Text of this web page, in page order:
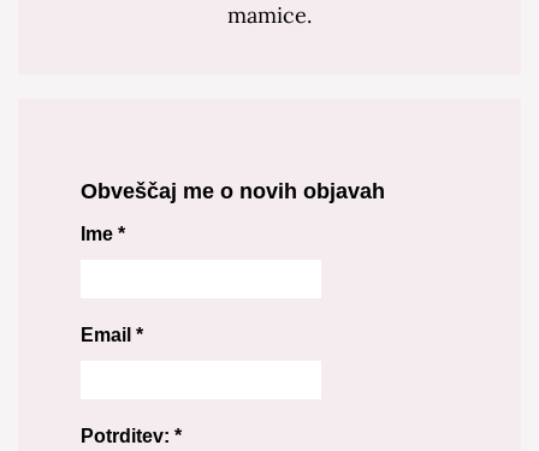
mamice.
Obveščaj me o novih objavah
Ime *
Email *
Potrditev: *